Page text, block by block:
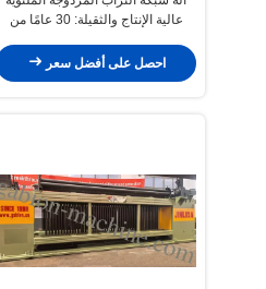
عالية الإنتاج والثقيلة: 30 عامًا من
الهيدروليكية ومشاريع التحكم في
احصل على أفضل سعر